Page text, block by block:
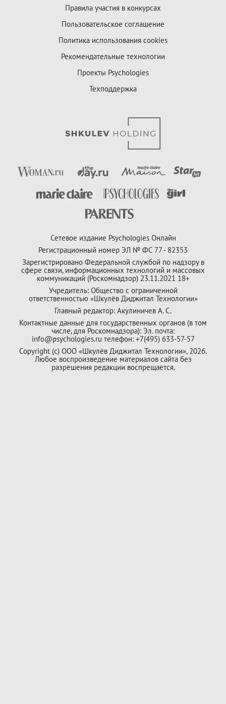
Правила участия в конкурсах
Пользовательское соглашение
Политика использования cookies
Рекомендательные технологии
Проекты Psychologies
Техподдержка
Сетевое издание Psychologies Онлайн
Регистрационный номер ЭЛ № ФС 77 - 82353
Зарегистрировано Федеральной службой по надзору в
сфере связи, информационных технологий и массовых
коммуникаций (Роскомнадзор) 23.11.2021 18+
Учредитель: Общество с ограниченной
ответственностью «Шкулёв Диджитал Технологии»
Главный редактор: Акулиничев А. С.
Контактные данные для государственных органов (в том
числе, для Роскомнадзора): Эл. почта:
info@psychologies.ru телефон: +7(495) 633-57-57
Copyright (с) ООО «Шкулёв Диджитал Технологии», 2026.
Любое воспроизведение материалов сайта без
разрешения редакции воспрещается.